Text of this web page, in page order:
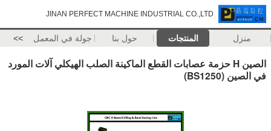
JINAN PERFECT MACHINE INDUSTRIAL CO.,LTD
منزل المنتجات حول بنا جولة في المعمل >>
الصين H حزمة عصابات القطع الماكينة الصلب الهيكلي آلات المورد
في الصين (BS1250)